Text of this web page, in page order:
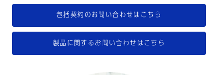
包括契約のお問い合わせは こちら
製品に関するお問い合わせは こちら